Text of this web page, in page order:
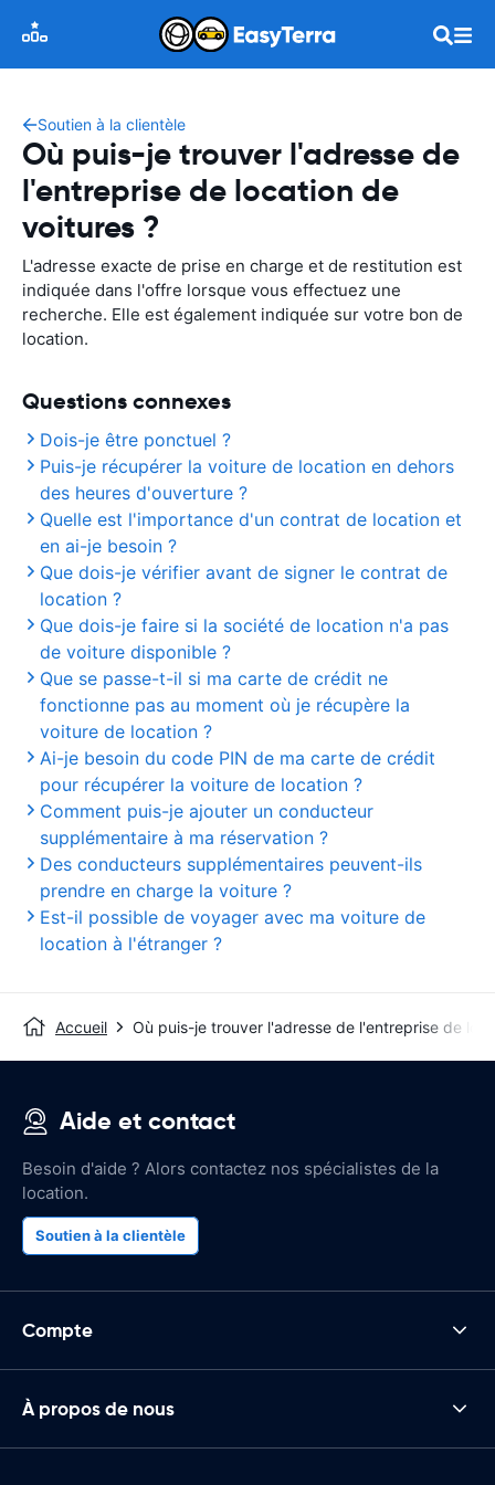
Soutien à la clientèle
Où puis-je trouver l'adresse de
l'entreprise de location de
voitures ?
L'adresse exacte de prise en charge et de restitution est
indiquée dans l'offre lorsque vous effectuez une
recherche. Elle est également indiquée sur votre bon de
location.
Questions connexes
Dois-je être ponctuel ?
Puis-je récupérer la voiture de location en dehors
des heures d'ouverture ?
Quelle est l'importance d'un contrat de location et
en ai-je besoin ?
Que dois-je vérifier avant de signer le contrat de
location ?
Que dois-je faire si la société de location n'a pas
de voiture disponible ?
Que se passe-t-il si ma carte de crédit ne
fonctionne pas au moment où je récupère la
voiture de location ?
Ai-je besoin du code PIN de ma carte de crédit
pour récupérer la voiture de location ?
Comment puis-je ajouter un conducteur
supplémentaire à ma réservation ?
Des conducteurs supplémentaires peuvent-ils
prendre en charge la voiture ?
Est-il possible de voyager avec ma voiture de
location à l'étranger ?
Accueil Où puis-je trouver l'adresse de l'entreprise de
Aide et contact
Besoin d'aide ? Alors contactez nos spécialistes de la
location.
Soutien à la clientèle
Compte
À propos de nous